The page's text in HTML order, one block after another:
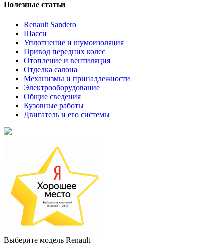
Полезные статьи
Renault Sandero
Шасси
Уплотнение и шумоизоляция
Привод передних колес
Отопление и вентиляция
Отделка салона
Механизмы и принадлежности
Электрооборудование
Общие сведения
Кузовные работы
Двигатель и его системы
Выберите модель Renault